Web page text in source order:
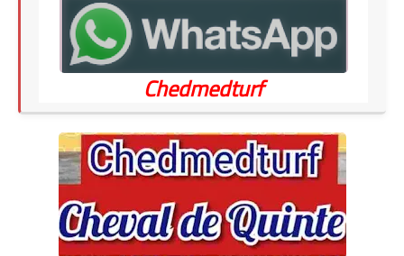
Chedmedturf